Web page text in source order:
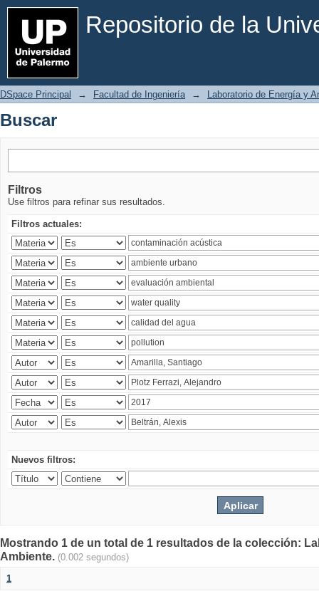
Repositorio de la
Buscar
DSpace Principal → Facultad de Ingeniería → Laboratorio de Energía y
Buscar
Filtros
Use filtros para refinar sus resultados.
Filtros actuales:
Nuevos filtros:
Mostrando 1 de un total de 1 resultados de la colección:
Ambiente. (0.002 segundos)
1